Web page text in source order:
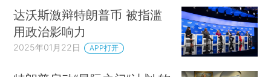
达沃斯激辩特朗普币 被指滥
用政治影响力
2025年01月22日 APP打开